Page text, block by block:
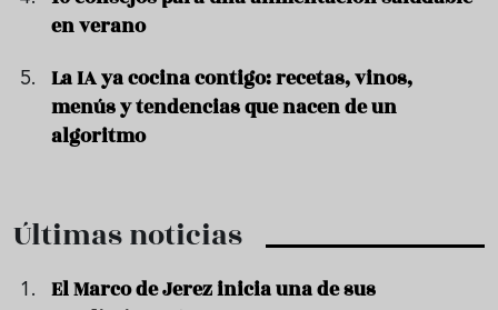
en verano
La IA ya cocina contigo: recetas, vinos,
menús y tendencias que nacen de un
algoritmo
Últimas noticias
El Marco de Jerez inicia una de sus